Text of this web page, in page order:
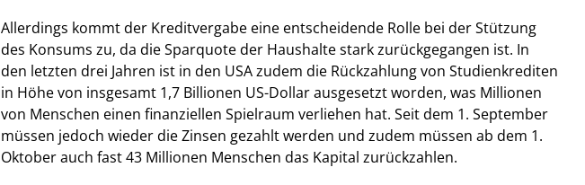
Allerdings kommt der Kreditvergabe eine entscheidende Rolle bei der Stützung
des Konsums zu, da die Sparquote der Haushalte stark zurückgegangen ist. In
den letzten drei Jahren ist in den USA zudem die Rückzahlung von Studienkrediten
in Höhe von insgesamt 1,7 Billionen US-Dollar ausgesetzt worden, was Millionen
von Menschen einen finanziellen Spielraum verliehen hat. Seit dem 1. September
müssen jedoch wieder die Zinsen gezahlt werden und zudem müssen ab dem 1.
Oktober auch fast 43 Millionen Menschen das Kapital zurückzahlen.